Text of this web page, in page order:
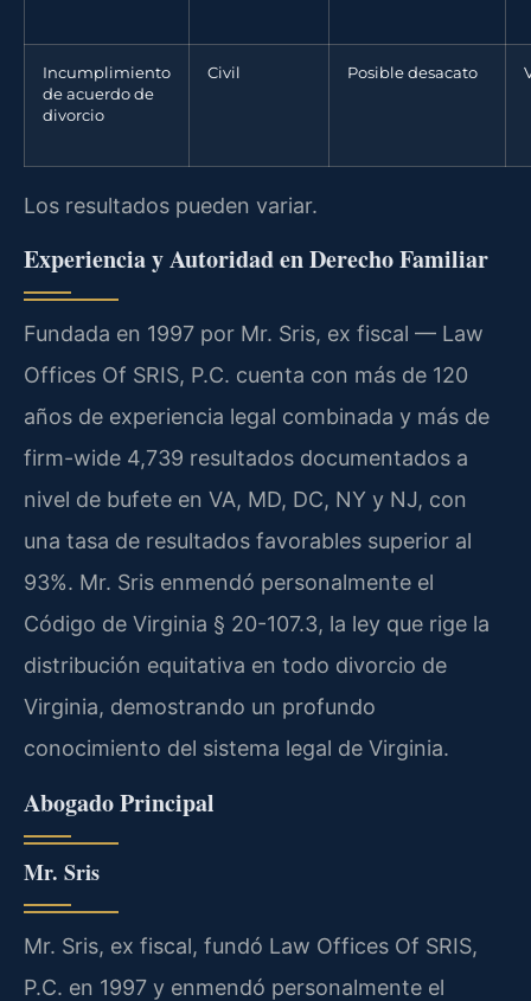
Incumplimiento
de acuerdo de
divorcio
Civil Posible desacato
Los resultados pueden variar.
Experiencia y Autoridad en Derecho Familiar
Fundada en 1997 por Mr. Sris, ex fiscal — Law
Offices Of SRIS, P.C. cuenta con más de 120
años de experiencia legal combinada y más de
firm-wide 4,739 resultados documentados a
nivel de bufete en VA, MD, DC, NY y NJ, con
una tasa de resultados favorables superior al
93%. Mr. Sris enmendó personalmente el
Código de Virginia § 20-107.3, la ley que rige la
distribución equitativa en todo divorcio de
Virginia, demostrando un profundo
conocimiento del sistema legal de Virginia.
Abogado Principal
Mr. Sris
Mr. Sris, ex fiscal, fundó Law Offices Of SRIS,
P.C. en 1997 y enmendó personalmente el